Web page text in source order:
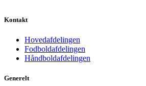
Kontakt
Hovedafdelingen
Fodboldafdelingen
Håndboldafdelingen
Generelt